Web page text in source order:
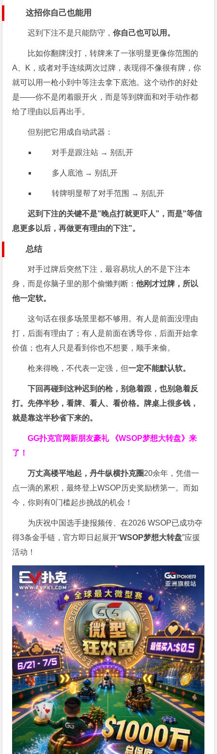
这招你自己也能用
迟到下注不是只能防守，你自己也可以用。
比如你翻牌没打，转牌来了一张明显更像你范围的
A、K，或者对手连续两次过牌，表现得不像很有牌，你
就可以用一枪小到中等注去拿下底池。这个动作的好处
是——你不是闭着眼开火，而是等到牌面和对手动作都
给了理由以后再出手。
但别把它用成自动武器：
对手是跟注站 → 别乱开
多人底池 → 别乱开
转牌明显帮了对手范围 → 别乱开
迟到下注的关键不是”晚点打就更吓人”，而是”等信
息更多以后，再做更有理由的下注”。
总结
对手过牌后突然下注，最容易坑人的不是下注本
身，而是你脑子里的那个偷懒判断：他刚才过牌，所以
他一定软。
这句话在很多场景里都不够用。有人是前面没理由
打，后面有理由了；有人是前面在诱导你，后面开始拿
价值；也有人只是看到你也不想要，顺手来偷。
枪来得晚，不代表一定强，但一定不能默认软。
下回再碰到这种迟到的枪，别急着跟，也别急着反
打。先停半秒，看牌、看人、看价格。牌桌上很多钱，
就是靠这半秒省下来的。
GG扑克官网新朋友豪礼
《WSOP梦想大转盘》来
了！
万丈高楼平地起，丹牛纵横扑克圈20余年，凭借一
点一滴的累积，最终登上WSOP历史奖励榜第一。而如
今，你则有0门槛起步挑战的机会！
为庆祝中国选手捷报频传、在2026 WSOP已成功夺
得3条金手链，官方即日起展开“WSOP梦想大转盘”应援
活动！